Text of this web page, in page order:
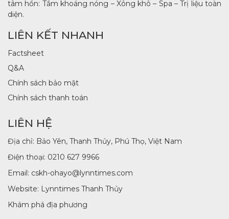
tâm hồn: Tắm khoáng nóng – Xông khô – Spa – Trị liệu toàn
diện.
LIÊN KẾT NHANH
Factsheet
Q&A
Chính sách bảo mật
Chính sách thanh toán
LIÊN HỆ
Địa chỉ: Bảo Yên, Thanh Thủy, Phú Thọ, Việt Nam
Điện thoại: 0210 627 9966
Email: cskh-ohayo@lynntimes.com
Website: Lynntimes Thanh Thủy
Khám phá địa phương